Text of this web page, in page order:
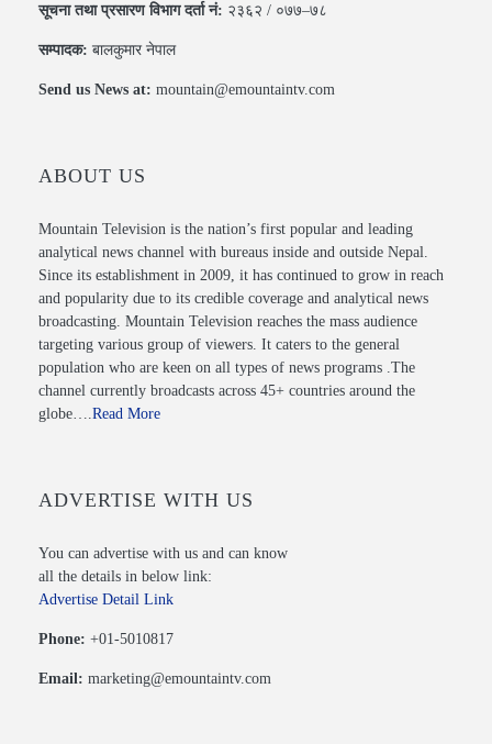
सूचना तथा प्रसारण विभाग दर्ता नं: २३६२ / ०७७–७८
सम्पादक: बालकुमार नेपाल
Send us News at: mountain@emountaintv.com
ABOUT US
Mountain Television is the nation’s first popular and leading
analytical news channel with bureaus inside and outside Nepal.
Since its establishment in 2009, it has continued to grow in reach
and popularity due to its credible coverage and analytical news
broadcasting. Mountain Television reaches the mass audience
targeting various group of viewers. It caters to the general
population who are keen on all types of news programs .The
channel currently broadcasts across 45+ countries around the
globe…. Read More
ADVERTISE WITH US
You can advertise with us and can know
all the details in below link:
Advertise Detail Link
Phone: +01-5010817
Email: marketing@emountaintv.com